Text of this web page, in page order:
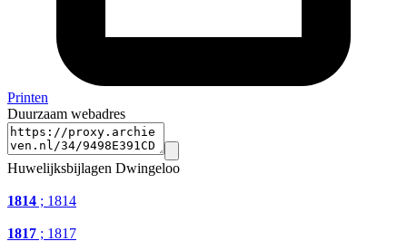
Printen
Duurzaam webadres
Huwelijksbijlagen Dwingeloo
1814 ; 1814
1817 ; 1817